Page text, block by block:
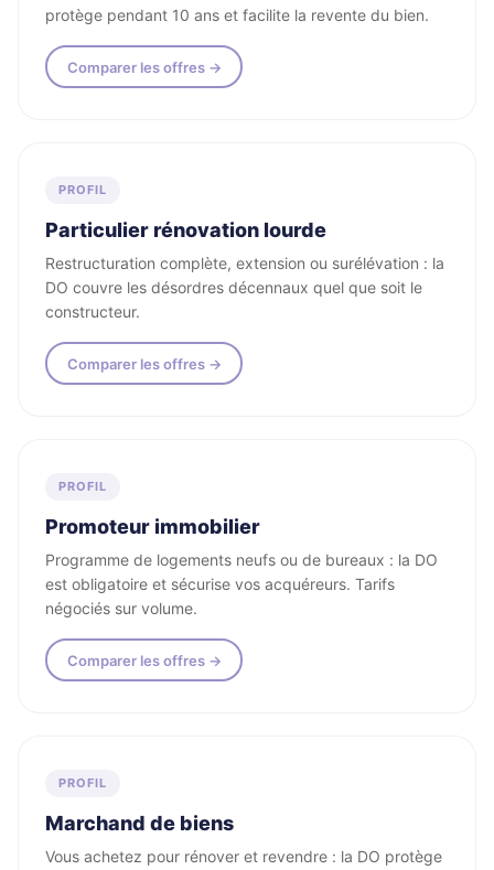
protège pendant 10 ans et facilite la revente du bien.
Comparer les offres →
PROFIL
Particulier rénovation lourde
Restructuration complète, extension ou surélévation : la
DO couvre les désordres décennaux quel que soit le
constructeur.
Comparer les offres →
PROFIL
Promoteur immobilier
Programme de logements neufs ou de bureaux : la DO
est obligatoire et sécurise vos acquéreurs. Tarifs
négociés sur volume.
Comparer les offres →
PROFIL
Marchand de biens
Vous achetez pour rénover et revendre : la DO protège